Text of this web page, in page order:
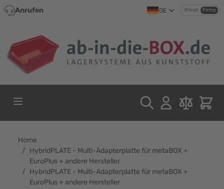
Direkt zum Inhalt
Anrufen DE Privat Firma
Home
/ HybridPLATE - Multi-Adapterplatte für metaBOX +
EuroPlus + andere Hersteller
/ HybridPLATE - Multi-Adapterplatte für metaBOX +
EuroPlus + andere Hersteller